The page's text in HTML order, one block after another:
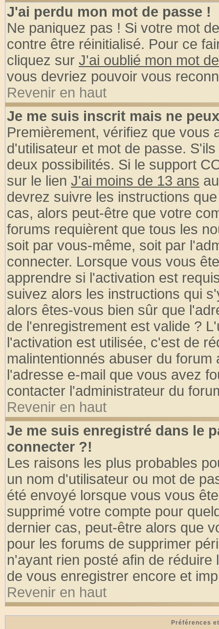
J'ai perdu mon mot de passe !
Ne paniquez pas ! Si votre mot
contre être réinitialisé. Pour ce
cliquez sur J'ai oublié mon mot
vous devriez pouvoir vous
Revenir en haut
Je me suis inscrit mais ne
Premièrement, vérifiez que vous
d'utilisateur et mot de passe.
deux possibilités. Si le support
sur le lien J'ai moins de 13 ans
devrez suivre les instructions
cas, alors peut-être que votre
forums requièrent que tous les
soit par vous-même, soit par
connecter. Lorsque vous vous
apprendre si l'activation est
suivez alors les instructions qui
alors êtes-vous bien sûr que
de l'enregistrement est valide ?
l'activation est utilisée, c'est de
malintentionnés abuser du
l'adresse e-mail que vous avez
contacter l'administrateur du
Revenir en haut
Je me suis enregistré dans le
connecter ?!
Les raisons les plus probables
un nom d'utilisateur ou mot de
été envoyé lorsque vous vous
supprimé votre compte pour
dernier cas, peut-être alors que
pour les forums de supprimer
n'ayant rien posté afin de
de vous enregistrer encore et
Revenir en haut
Préférences